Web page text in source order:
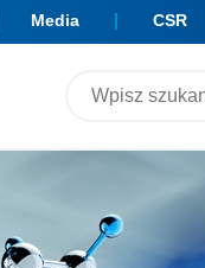
Media CSR